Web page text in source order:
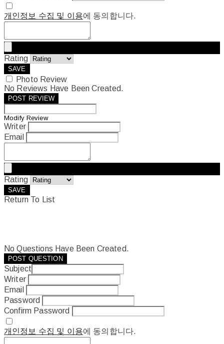
개인정보 수집 및 이용에 동의합니다.
Rating
SAVE
Photo Review
No Reviews Have Been Created.
POST REVIEW
Modify Review
Writer
Email
Rating
SAVE
Return To List
No Questions Have Been Created.
POST QUESTION
Subject
Writer
Email
Password
Confirm Password
개인정보 수집 및 이용에 동의합니다.